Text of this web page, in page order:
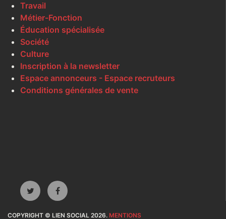
Travail
Métier-Fonction
Éducation spécialisée
Société
Culture
Inscription à la newsletter
Espace annonceurs - Espace recruteurs
Conditions générales de vente
COPYRIGHT © LIEN SOCIAL 2026. MENTIONS